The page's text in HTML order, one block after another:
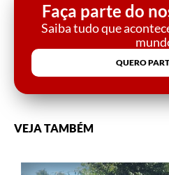
Faça parte do
Saiba tudo que
QUERO
VEJA TAMBÉM